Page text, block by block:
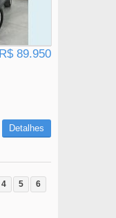
R$ 89.950
Detalhes
4 5
6